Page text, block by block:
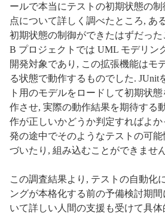
ールで本当にテストの初期状態の
点について詳しく調べたところ, あ
初期状態の制御ができたはずだっ
B プロジェクトでは UML モデリン
開発対象であり, この拡張機能はモ
る状態で動作するものでした. JUnit
ト用のモデルをロードして初期状
作させ, 実際の動作結果を期待する
作が正しいかどうか判定すればよ
発の途中でそのようなテストの可
づいたり, 組み込むことができませ
この調査結果より, テストの自動化
ングが本格化する前の予備検討期
いて詳しい人間の支援も受けて具